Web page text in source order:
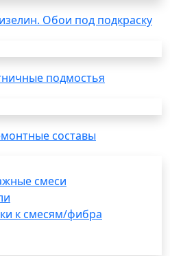
Обои под подкраску
подмостья
составы
смеси
к смесям/фибра